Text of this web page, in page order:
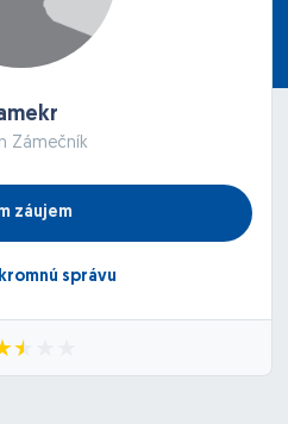
Zámečník
záujem
správu